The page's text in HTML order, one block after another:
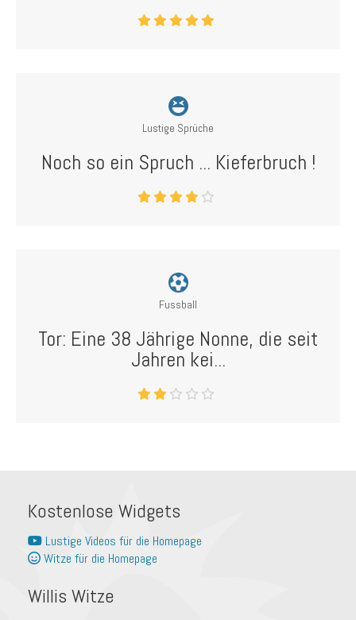
Lustige Sprüche
Noch so ein Spruch ... Kieferbruch !
Fussball
Tor: Eine 38 Jährige Nonne, die seit
Jahren kei...
Kostenlose Widgets
Lustige Videos für die Homepage
Witze für die Homepage
Willis Witze